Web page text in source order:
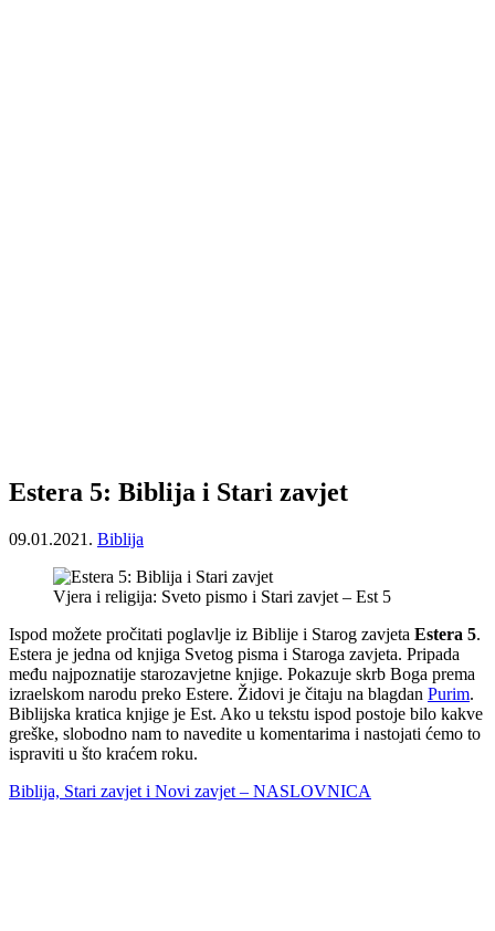
Estera 5: Biblija i Stari zavjet
09.01.2021. Biblija
Vjera i religija: Sveto pismo i Stari zavjet – Est 5
Ispod možete pročitati poglavlje iz Biblije i Starog zavjeta Estera 5.
Estera je jedna od knjiga Svetog pisma i Staroga zavjeta. Pripada
među najpoznatije starozavjetne knjige. Pokazuje skrb Boga prema
izraelskom narodu preko Estere. Židovi je čitaju na blagdan Purim.
Biblijska kratica knjige je Est. Ako u tekstu ispod postoje bilo kakve
greške, slobodno nam to navedite u komentarima i nastojati ćemo to
ispraviti u što kraćem roku.
Biblija, Stari zavjet i Novi zavjet – NASLOVNICA